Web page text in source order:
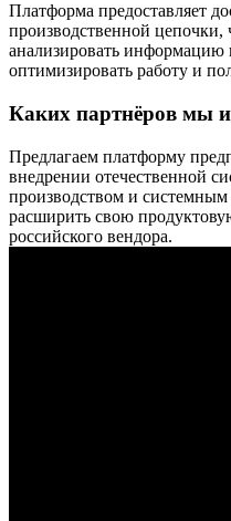
Платформа предоставляет
производственной цепочки,
анализировать информацию
оптимизировать работу и
Каких партнёров мы
Предлагаем платформу
внедрении отечественной
производством и системным
расширить свою
российского вендора.